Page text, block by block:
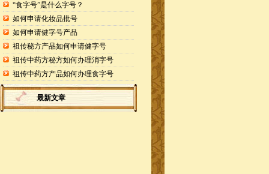
“食字号”是什么字号？
如何申请化妆品批号
如何申请健字号产品
祖传秘方产品如何申请健字号
祖传中药方秘方如何办理消字号
祖传中药方产品如何办理食字号
最新文章